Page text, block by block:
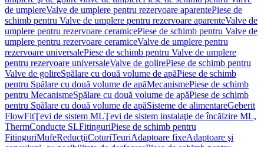
de umplereValve de umplere pentru rezervoare aparentePiese de
schimb pentru Valve de umplere pentru rezervoare aparenteValve de
umplere pentru rezervoare ceramicePiese de schimb pentru Valve de
umplere pentru rezervoare ceramiceValve de umplere pentru
rezervoare universalePiese de schimb pentru Valve de umplere
pentru rezervoare universaleValve de golirePiese de schimb pentru
Valve de golireSpălare cu două volume de apăPiese de schimb
pentru Spălare cu două volume de apăMecanismePiese de schimb
pentru MecanismeSpălare cu două volume de apăPiese de schimb
pentru Spălare cu două volume de apăSisteme de alimentareGeberit
FlowFitŢevi de sistem MLŢevi de sistem instalaţie de încălzire ML,
ThermConducte SLFitinguriPiese de schimb pentru
FitinguriMufeReducţiiCoturiTeuriAdaptoare fixeAdaptoare şi